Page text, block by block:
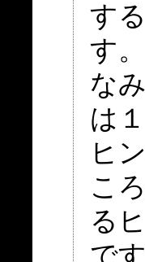
す
す
な
は
ヒ
こ
る
です